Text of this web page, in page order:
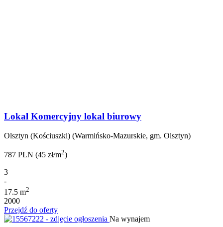
Lokal Komercyjny lokal biurowy
Olsztyn (Kościuszki) (Warmińsko-Mazurskie, gm. Olsztyn)
787 PLN (45 zł/m2)
3
-
17.5 m2
2000
Przejdź do oferty
Na wynajem